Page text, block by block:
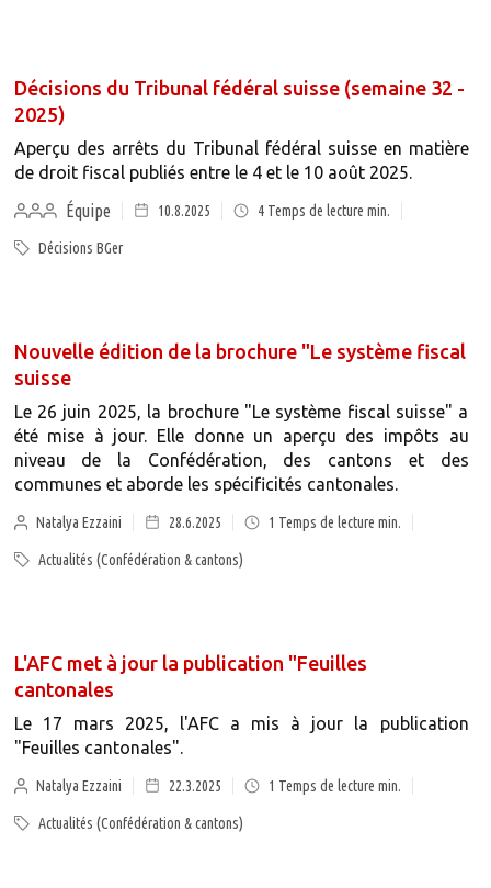
Décisions du Tribunal fédéral suisse (semaine 32 -
2025)
Aperçu des arrêts du Tribunal fédéral suisse en matière
de droit fiscal publiés entre le 4 et le 10 août 2025.
Équipe
10.8.2025 4Temps de lecture min.
Décisions BGer
Nouvelle édition de la brochure "Le système fiscal
suisse
Le 26 juin 2025, la brochure "Le système fiscal suisse" a
été mise à jour. Elle donne un aperçu des impôts au
niveau de la Confédération, des cantons et des
communes et aborde les spécificités cantonales.
Natalya Ezzaini 28.6.2025 1 Temps de lecture min.
Actualités (Confédération & cantons)
L'AFC met à jour la publication "Feuilles
cantonales
Le 17 mars 2025, l'AFC a mis à jour la publication
"Feuilles cantonales".
Natalya Ezzaini 22.3.2025 1 Temps de lecture min.
Actualités (Confédération & cantons)